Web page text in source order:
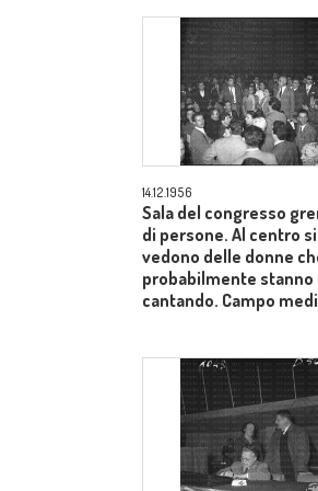
14.12.1956
Sala del congresso
di persone. Al centro si
vedono delle donne
probabilmente stanno
cantando. Campo